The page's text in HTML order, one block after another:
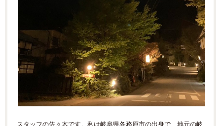
スタッフの佐々木です。私は岐阜県各務原市の出身で、地元の岐